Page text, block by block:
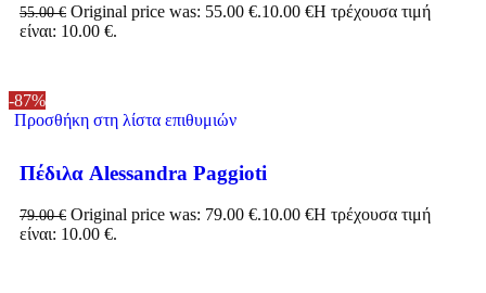
55.00€ Original price was: 55.00 €.10.00 €Η τρέχουσα τιμή
είναι: 10.00 €.
-87%
Προσθήκη στη λίστα επιθυμιών
Πέδιλα Alessandra Paggioti
79.00€ Original price was: 79.00 €.10.00 €Η τρέχουσα τιμή
είναι: 10.00 €.